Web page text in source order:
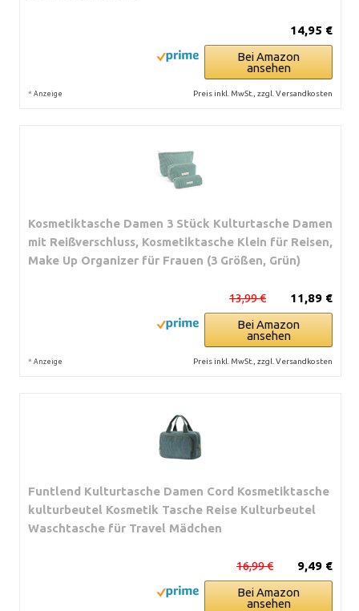
14,95 €
Bei Amazon
ansehen
* Anzeige Preis inkl. MwSt., zzgl. Versandkosten
Kosmetiktasche Damen 3 Stück Kulturtasche Damen
mit Reißverschluss, Kosmetiktasche Klein für Reisen,
Make Up Organizer für Frauen (3 Größen, Grün)
11,89 €
13,99 €
Bei Amazon
ansehen
* Anzeige Preis inkl. MwSt., zzgl. Versandkosten
Funtlend Kulturtasche Damen Cord Kosmetiktasche
kulturbeutel Kosmetik Tasche Reise Kulturbeutel
Waschtasche für Travel Mädchen
9,49 €
16,99 €
Bei Amazon
ansehen